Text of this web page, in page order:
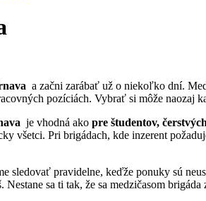
a začni zarábať už o niekoľko dní.
pozíciách. Vybrať si môže
je vhodná ako pre študentov,
všetci. Pri brigádach, kde inzerent
sledovať pravidelne, keďže ponuky sú
sa ti tak, že sa medzičasom